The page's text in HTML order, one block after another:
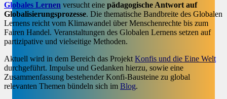
Globales Lernen versucht eine pädagogische Antwort auf
Globalisierungsprozesse. Die thematische Bandbreite des Globalen
Lernens reicht vom Klimawandel über Menschenrechte bis zum
Fairen Handel. Veranstaltungen des Globalen Lernens setzen auf
partizipative und vielseitige Methoden.
Aktuell wird in dem Bereich das Projekt Konfis und die Eine Welt
durchgeführt. Impulse und Gedanken hierzu, sowie eine
Zusammenfassung bestehender Konfi-Bausteine zu global
relevanten Themen bündeln sich im Blog.